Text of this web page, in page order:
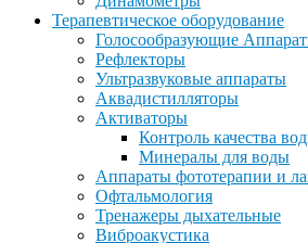
Терапевтическое оборудование
Голосообразующие
Рефлекторы
Ультразвуковые аппараты
Аквадистилляторы
Активаторы
Контроль качества
Минералы для воды
Аппараты фототерапии и
Офтальмология
Тренажеры дыхательные
Виброакустика